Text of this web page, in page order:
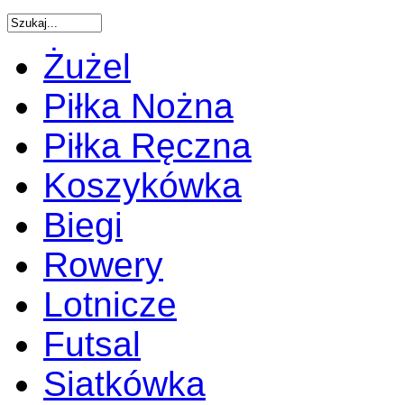
Żużel
Piłka Nożna
Piłka Ręczna
Koszykówka
Biegi
Rowery
Lotnicze
Futsal
Siatkówka